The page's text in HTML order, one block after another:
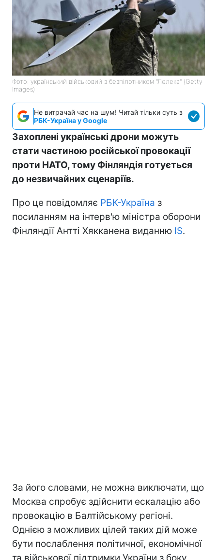
Фото: український військовий з безпілотником "Лелека" (Getty
Images)
Не витрачай час на шум! Читай тільки суть з
РБК-Україна у Google
Захоплені українські дрони можуть
стати частиною російської провокації
проти НАТО, тому Фінляндія готується
до незвичайних сценаріїв.
Про це повідомляє РБК-Україна з
посиланням на інтерв'ю міністра оборони
Фінляндії Антті Хякканена виданню IS.
За його словами, не можна виключати, що
Москва спробує здійснити ескалацію або
провокацію в Балтійському регіоні.
Однією з можливих цілей таких дій може
бути послаблення політичної, економічної
та військової підтримки України з боку